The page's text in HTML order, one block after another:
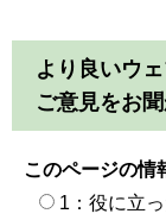
より良いウ
ご意見をお
このページの情
1：役に立